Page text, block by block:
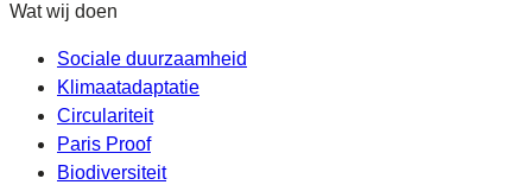
Wat wij doen
Sociale duurzaamheid
Klimaatadaptatie
Circulariteit
Paris Proof
Biodiversiteit